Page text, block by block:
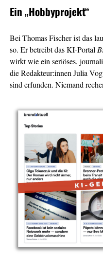
Ein„Hobbyprojekt“
Bei Thomas Fischer ist das
so. Er betreibt das KI-Portal
wirkt wie ein seriöses,
die Redakteur:innen Julia
sind erfunden. Niemand